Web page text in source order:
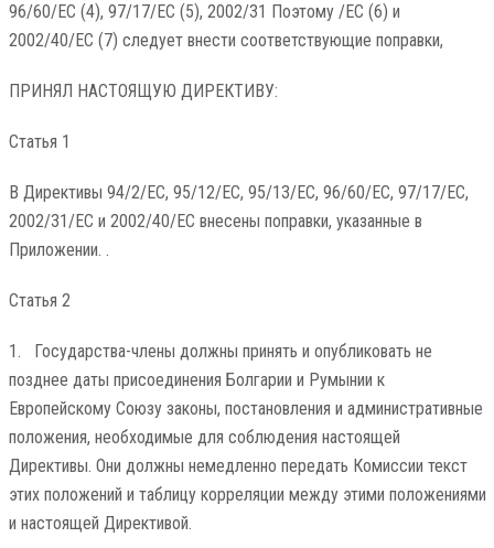
96/60/EC (4), 97/17/EC (5), 2002/31 Поэтому /EC (6) и
2002/40/EC (7) следует внести соответствующие поправки,
ПРИНЯЛ НАСТОЯЩУЮ ДИРЕКТИВУ:
Статья 1
В Директивы 94/2/EC, 95/12/EC, 95/13/EC, 96/60/EC, 97/17/EC,
2002/31/EC и 2002/40/EC внесены поправки, указанные в
Приложении. .
Статья 2
1. Государства-члены должны принять и опубликовать не
позднее даты присоединения Болгарии и Румынии к
Европейскому Союзу законы, постановления и административные
положения, необходимые для соблюдения настоящей
Директивы. Они должны немедленно передать Комиссии текст
этих положений и таблицу корреляции между этими положениями
и настоящей Директивой.